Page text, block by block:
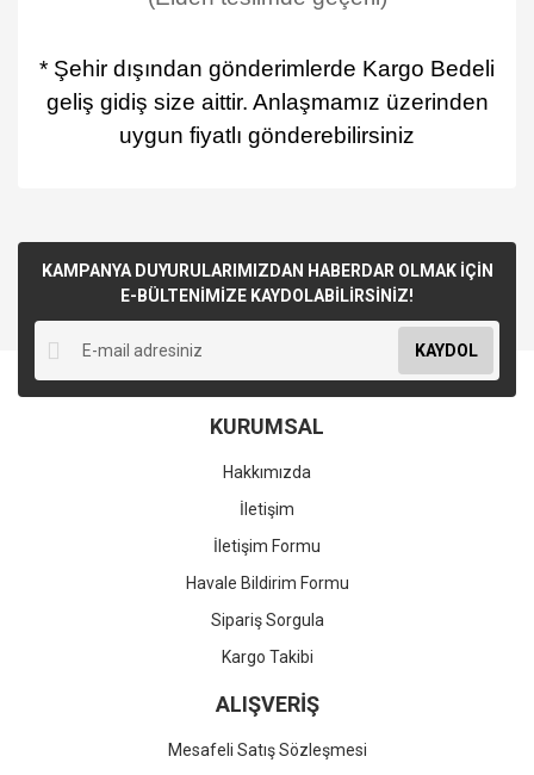
* Şehir dışından gönderimlerde Kargo Bedeli
geliş gidiş size aittir. Anlaşmamız üzerinden
uygun fiyatlı gönderebilirsiniz
KAMPANYA DUYURULARIMIZDAN HABERDAR OLMAK İÇİN
E-BÜLTENİMİZE KAYDOLABİLİRSİNİZ!
KAYDOL
KURUMSAL
Hakkımızda
İletişim
İletişim Formu
Havale Bildirim Formu
Sipariş Sorgula
Kargo Takibi
ALIŞVERİŞ
Mesafeli Satış Sözleşmesi